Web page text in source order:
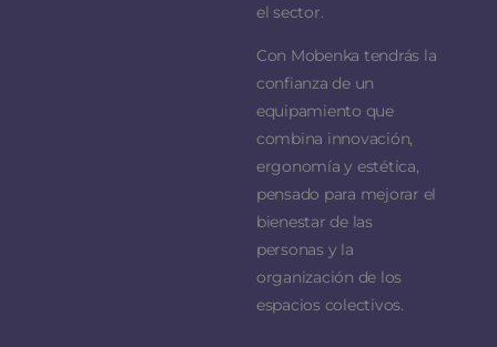
el sector.
Con Mobenka tendrás la
confianza de un
equipamiento que
combina innovación,
ergonomía y estética,
pensado para mejorar el
bienestar de las
personas y la
organización de los
espacios colectivos.